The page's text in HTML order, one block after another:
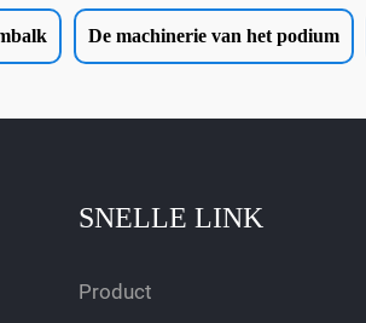
De machinerie van het podium
SNELLE LINK
Product